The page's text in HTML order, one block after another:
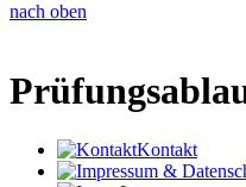
nach oben
Kontakt